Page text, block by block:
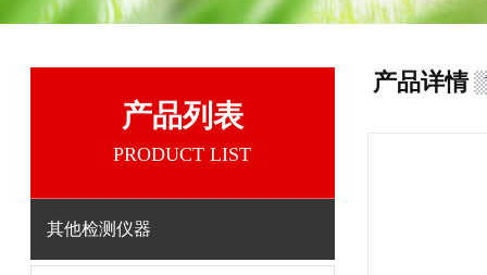
产品列表
PRODUCT LIST
其他检测仪器
产品详情